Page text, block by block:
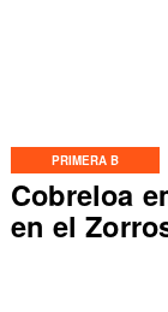
PRIMERA B
Cobreloa
en el